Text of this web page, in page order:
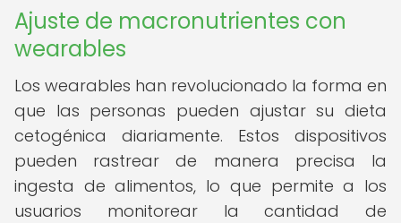
Ajuste de macronutrientes con
wearables
Los wearables han revolucionado la forma en
que las personas pueden ajustar su dieta
cetogénica diariamente. Estos dispositivos
pueden rastrear de manera precisa la
ingesta de alimentos, lo que permite a los
usuarios monitorear la cantidad de